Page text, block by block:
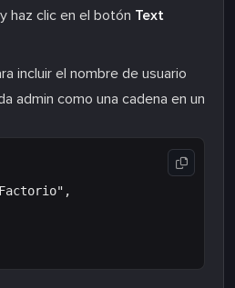
y haz clic en el botón Text
incluir el nombre de usuario
admin como una cadena en un